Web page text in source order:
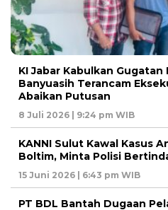
KI Jabar Kabulkan
Banyuasih Terancam
Abaikan Putusan
8 Juli 2026 | 9:24 pm WIB
KANNI Sulut Kawal Kasus
Boltim, Minta Polisi
15 Juni 2026 | 6:43 pm WIB
PT BDL Bantah Dugaan